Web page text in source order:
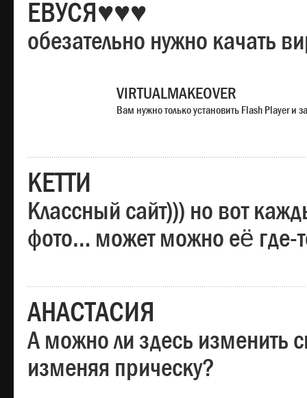
ЕВУСЯ♥♥♥
обезательно нужно качать
VIRTUALMAKEOVER
Вам нужно только установить Flash Player и
КЕТТИ
Классный сайт))) но вот
фото… может можно её где-
АНАСТАСИЯ
А можно ли здесь изменить
изменяя прическу?